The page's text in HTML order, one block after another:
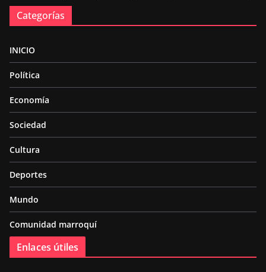
Categorías
INICIO
Política
Economía
Sociedad
Cultura
Deportes
Mundo
Comunidad marroquí
Enlaces útiles